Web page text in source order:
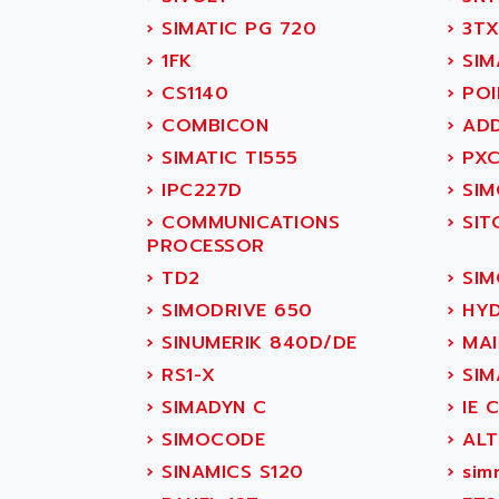
SBC
HMI
SIMATIC HMI
SIMATIC OPERATOR
ABASK
ABB
ABB AS ROBOTIC
ABB REPAIR DEPT
ABB ROBOTICS
ABC VISION
ABD
ABG
ABL
ABL SURSUM
ABLE SYSTEMS
ABLIC
ABOUTBATTERIE
ABRACON
ABS COMPUTERS
› SIMATIC PG 720 ›
› 1FK ›
› CS1140 ›
› COMBICON ›
› SIMATIC TI555 ›
› IPC227D ›
› COMMUNICATIONS
PROCESSOR
›
› TD2 ›
› SIMODRIVE 650 ›
› SINUMERIK 840D/DE ›
› RS1-X ›
› SIMADYN C › IE
› SIMOCODE ›
› SINAMICS S120 ›